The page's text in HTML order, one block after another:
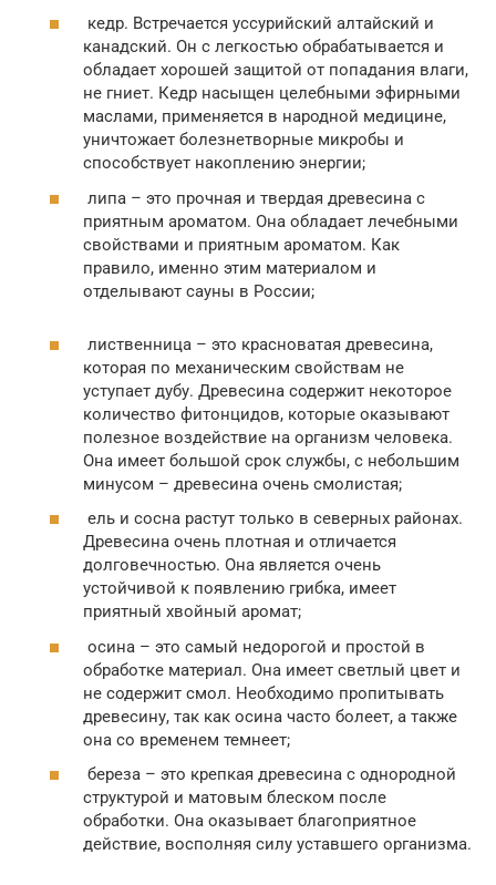
кедр. Встречается уссурийский алтайский и
канадский. Он с легкостью обрабатывается и
обладает хорошей защитой от попадания влаги,
не гниет. Кедр насыщен целебными эфирными
маслами, применяется в народной медицине,
уничтожает болезнетворные микробы и
способствует накоплению энергии;
липа – это прочная и твердая древесина с
приятным ароматом. Она обладает лечебными
свойствами и приятным ароматом. Как
правило, именно этим материалом и
отделывают сауны в России;
лиственница – это красноватая древесина,
которая по механическим свойствам не
уступает дубу. Древесина содержит некоторое
количество фитонцидов, которые оказывают
полезное воздействие на организм человека.
Она имеет большой срок службы, с небольшим
минусом – древесина очень смолистая;
ель и сосна растут только в северных районах.
Древесина очень плотная и отличается
долговечностью. Она является очень
устойчивой к появлению грибка, имеет
приятный хвойный аромат;
осина – это самый недорогой и простой в
обработке материал. Она имеет светлый цвет и
не содержит смол. Необходимо пропитывать
древесину, так как осина часто болеет, а также
она со временем темнеет;
береза – это крепкая древесина с однородной
структурой и матовым блеском после
обработки. Она оказывает благоприятное
действие, восполняя силу уставшего организма.